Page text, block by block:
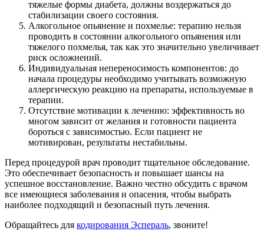
тяжелые формы диабета, должны воздержаться до
стабилизации своего состояния.
Алкогольное опьянение и похмелье: терапию нельзя
проводить в состоянии алкогольного опьянения или
тяжелого похмелья, так как это значительно увеличивает
риск осложнений.
Индивидуальная непереносимость компонентов: до
начала процедуры необходимо учитывать возможную
аллергическую реакцию на препараты, используемые в
терапии.
Отсутствие мотивации к лечению: эффективность во
многом зависит от желания и готовности пациента
бороться с зависимостью. Если пациент не
мотивирован, результаты нестабильны.
Перед процедурой врач проводит тщательное обследование.
Это обеспечивает безопасность и повышает шансы на
успешное восстановление. Важно честно обсудить с врачом
все имеющиеся заболевания и опасения, чтобы выбрать
наиболее подходящий и безопасный путь лечения.
Обращайтесь для кодирования Эспераль, звоните!